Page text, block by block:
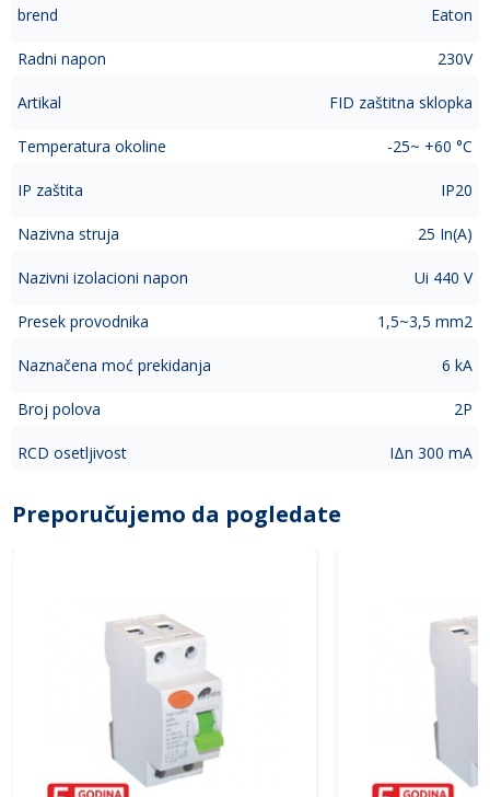
brend Eaton
Radni napon 230V
Artikal FID zaštitna sklopka
Temperatura okoline -25~ +60 °C
IP zaštita IP20
Nazivna struja 25 In(A)
Nazivni izolacioni napon Ui 440 V
Presek provodnika 1,5~3,5 mm2
Naznačena moć prekidanja 6 kA
Broj polova 2P
RCD osetljivost IΔn 300 mA
Preporučujemo da pogledate